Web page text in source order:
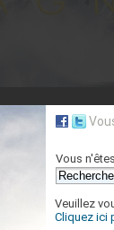
Vous
Veuillez
Cliquez ici